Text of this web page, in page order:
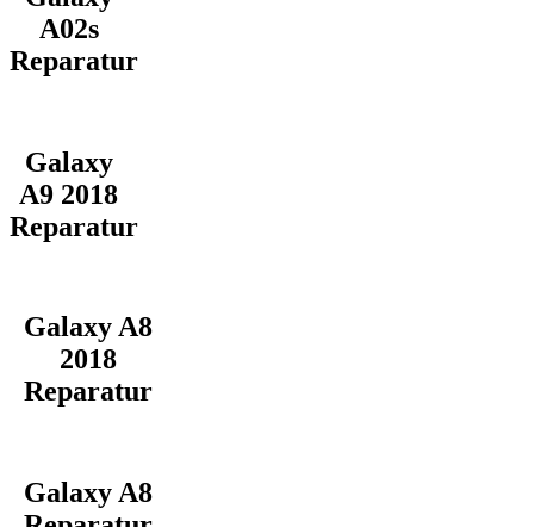
A02s
Reparatur
Galaxy
A9 2018
Reparatur
Galaxy A8
2018
Reparatur
Galaxy A8